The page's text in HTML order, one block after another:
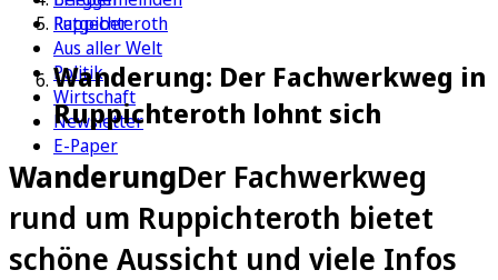
Ratgeber
Aus aller Welt
Politik
Wirtschaft
Newsletter
E-Paper
Ruppichteroth
Wanderung: Der Fachwerkweg in
Ruppichteroth lohnt sich
WanderungDer Fachwerkweg
rund um Ruppichteroth bietet
schöne Aussicht und viele Infos